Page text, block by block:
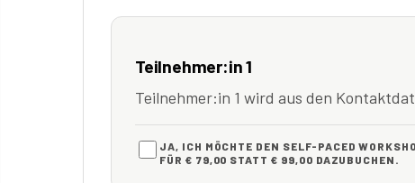
Teilnehmer:in 1
Teilnehmer:in 1 wird aus den
JA, ICH MÖCHTE DEN SELF-PACED
FÜR € 79,00 STATT € 99,00 DAZUBUCHEN.